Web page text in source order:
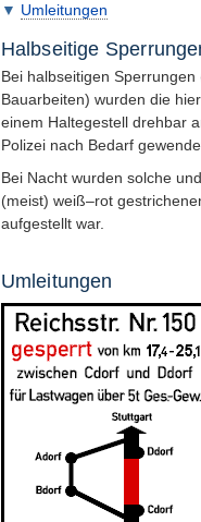
Umleitungen
Halbseitige
Bei halbseitigen
Bauarbeiten) wurden die
einem Haltegestell drehbar
Polizei nach Bedarf
Bei Nacht wurden solche
(meist) weiß–rot
aufgestellt war.
Umleitungen